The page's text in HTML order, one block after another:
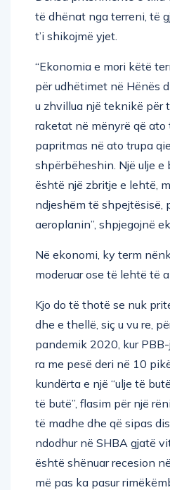
të dhënat nga terreni, të
t’i shikojmë yjet.
“Ekonomia e mori këtë
për udhëtimet në Hënës
u zhvillua një teknikë për
raketat në mënyrë që ato
papritmas në ato trupa
shpërbëheshin. Një ulje e
është një zbritje e lehtë,
ndjeshëm të shpejtësisë,
aeroplanin”, shpjegojnë
Në ekonomi, ky term
moderuar ose të lehtë të
Kjo do të thotë se nuk
dhe e thellë, siç u vu re,
pandemik 2020, kur
ra me pesë deri në 10
kundërta e një “ulje të
të butë”, flasim për një
të madhe dhe që sipas
ndodhur në SHBA gjatë
është shënuar recesion
më pas ka pasur